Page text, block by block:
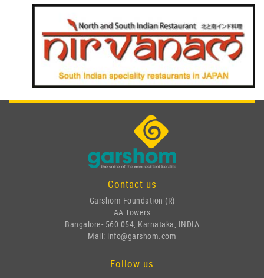
Contact us
Garshom Foundation (R)
AA Towers
Bangalore- 560 054, Karnataka, INDIA
Mail: info@garshom.com
Follow us